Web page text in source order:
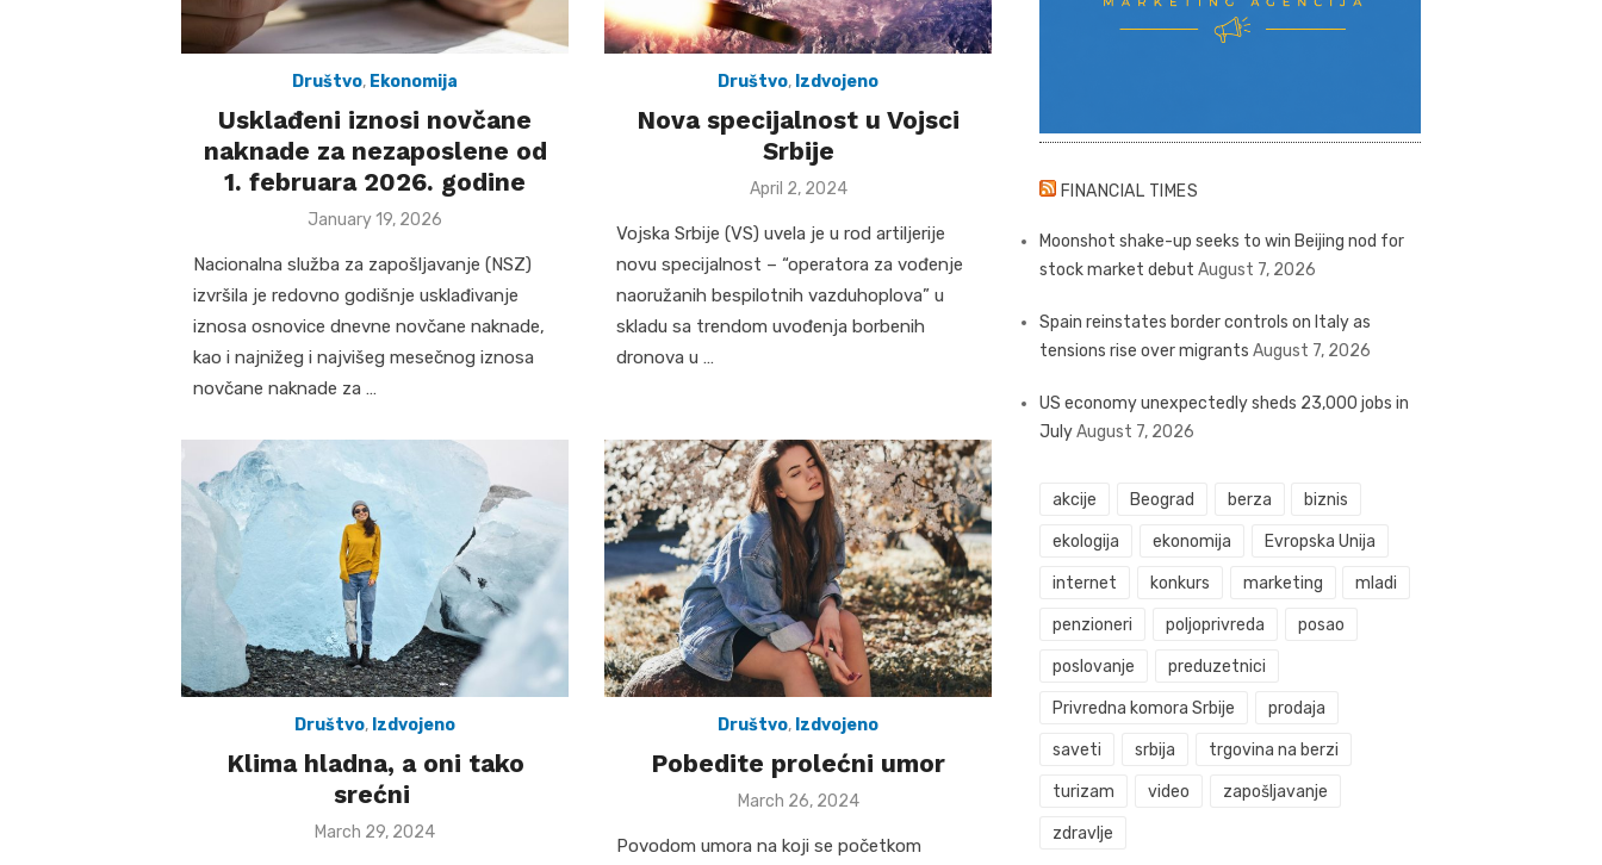
Društvo, Ekonomija
Usklađeni iznosi novčane
naknade za nezaposlene od
1. februara 2026. godine
Posted
January 19, 2026
Nacionalna služba za zapošljavanje (NSZ)
izvršila je redovno godišnje usklađivanje
iznosa osnovice dnevne novčane naknade,
kao i najnižeg i najvišeg mesečnog iznosa
novčane naknade za …
Društvo, Izdvojeno
Nova specijalnost u Vojsci
Srbije
Posted
April 2, 2024
Vojska Srbije (VS) uvela je u rod artiljerije
novu specijalnost – “operatora za vođenje
naoružanih bespilotnih vazduhoplova” u
skladu sa trendom uvođenja borbenih
dronova u …
Društvo, Izdvojeno
Klima hladna, a oni tako
srećni
Posted
March 29, 2024
Društvo, Izdvojeno
Pobedite prolećni umor
Posted
March 26, 2024
Povodom umora na koji se početkom
FINANCIAL TIMES
Moonshot shake-up seeks to win Beijing nod for
stock market debut August 7, 2026
Spain reinstates border controls on Italy as
tensions rise over migrants August 7, 2026
US economy unexpectedly sheds 23,000 jobs in
JulyAugust 7, 2026
akcije Beograd berza biznis
ekologija ekonomija Evropska Unija
internet konkurs marketing mladi
penzioneri poljoprivreda posao
poslovanje preduzetnici
Privredna komora Srbije prodaja
saveti srbija trgovina na berzi
turizam video zapošljavanje
zdravlje